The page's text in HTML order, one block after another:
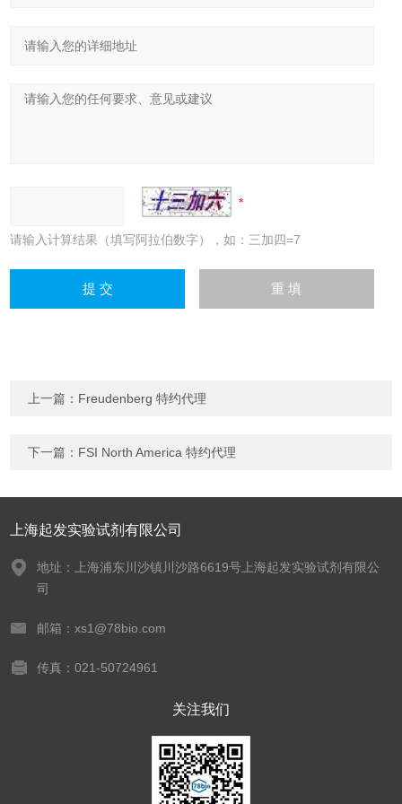
请输入计算结果（填写阿拉伯数字），如：三加四=7
上一篇： Freudenberg 特约代理
下一篇： FSI North America 特约代理
上海起发实验试剂有限公司
地址：上海浦东川沙镇川沙路6619号上海起发实验试剂有限公
司
邮箱：xs1@78bio.com
传真：021-50724961
关注我们